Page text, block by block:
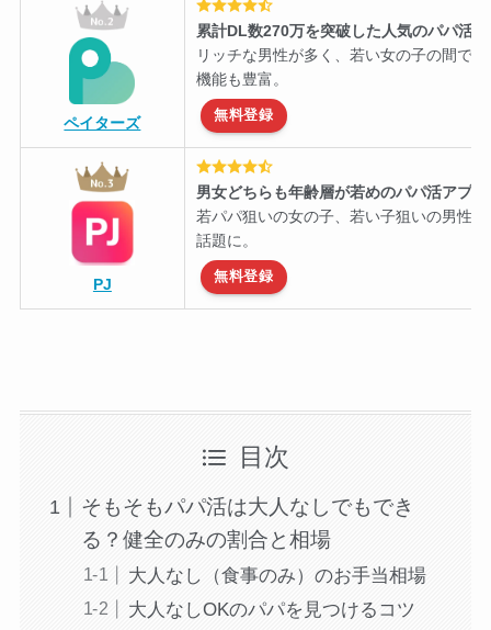
ペイターズ
累計DL数270万を突破した人気のパパ活
リッチな男性が多く、若い女の子の間で
機能も豊富。
無料登録
PJ
男女どちらも年齢層が若めのパパ活アプリ
若パパ狙いの女の子、若い子狙いの男性
話題に。
無料登録
目次
そもそもパパ活は大人なしでもでき
る？健全のみの割合と相場
大人なし（食事のみ）のお手当相場
大人なしOKのパパを見つけるコツ